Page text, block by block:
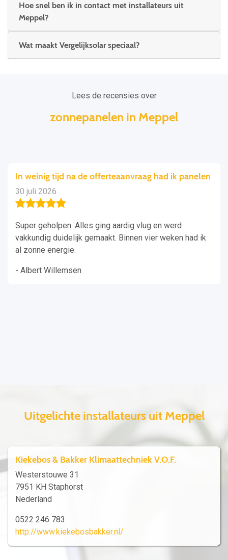
Hoe snel ben ik in contact met installateurs uit
Meppel?
Wat maakt Vergelijksolar speciaal?
Lees de recensies over
zonnepanelen in Meppel
In weinig tijd na de offerteaanvraag had ik panelen
30 juli 2026
Super geholpen. Alles ging aardig vlug en werd
vakkundig duidelijk gemaakt. Binnen vier weken had ik
al zonne energie.
- Albert Willemsen
Uitgelichte installateurs uit Meppel
Kiekebos & Bakker Klimaattechniek V.O.F.
Westerstouwe 31
7951 KH Staphorst
Nederland
0522 246 783
http://www.kiekebosbakker.nl/